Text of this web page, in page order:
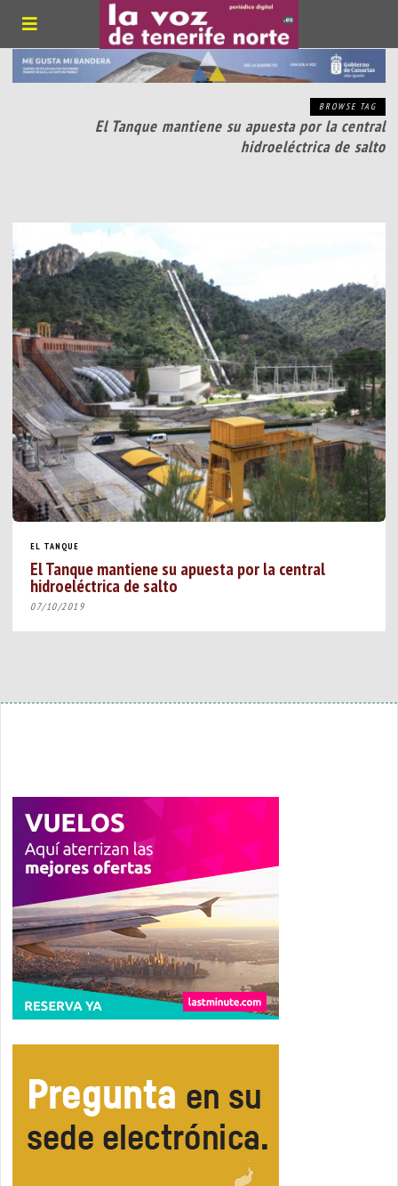
BROWSE TAG
El Tanque mantiene su apuesta por la central
hidroeléctrica de salto
EL TANQUE
El Tanque mantiene su apuesta por la central
hidroeléctrica de salto
07/10/2019